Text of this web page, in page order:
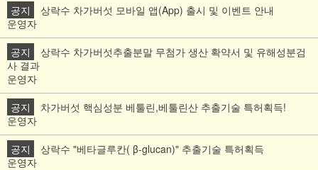
공지
상락수 차가버섯 모바일 앱(App) 출시 및 이벤트 안내
운영자
공지
상락수 차가버섯추출분말 무첨가 생산 확약서 및 유해성분검
사 결과
운영자
공지
차가버섯 핵심성분 베툴린,베툴린산 추출기술 특허획득!
운영자
공지
상락수 "베타글루칸( β-glucan)" 추출기술 특허획득
운영자